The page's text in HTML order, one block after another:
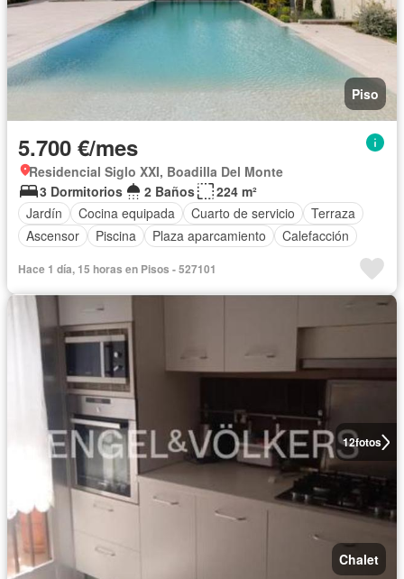
Piso
5.700 €/mes
Residencial Siglo XXI, Boadilla Del Monte
3 Dormitorios
2 Baños
224 m²
Jardín
Cocina equipada Cuarto de servicio
Terraza
Ascensor
Piscina Plaza aparcamiento Calefacción
Hace 1 día, 15 horas en Pisos - 527101
12fotos
Chalet